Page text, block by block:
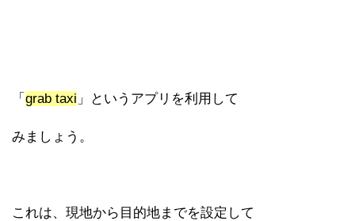
「 grab taxi 」というアプリを利用して
みましょう。
これは、現地から目的地までを設定して